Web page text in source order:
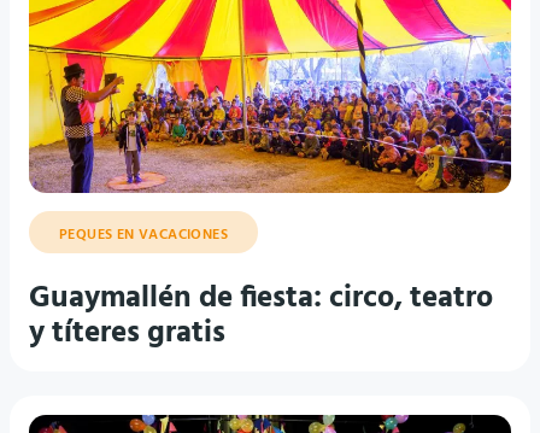
PEQUES EN VACACIONES
Guaymallén de fiesta: circo, teatro
y títeres gratis